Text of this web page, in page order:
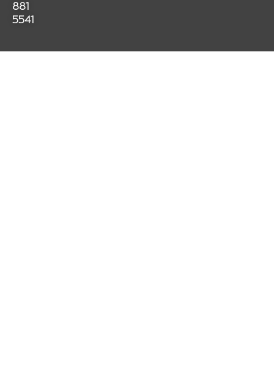
881
5541